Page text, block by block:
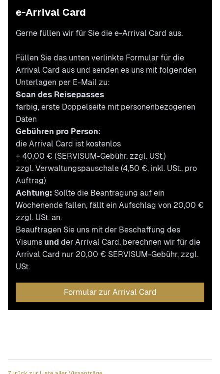
e-Arrival Card
Gerne füllen wir für Sie die e-Arrival Card aus.
Füllen Sie das unten verlinkte Formular für die
Arrival Card aus und senden es uns mit folgenden
Unterlagen per E-Mail zu:
Scan des Reisepasses
farbig, erste Doppelseite mit personenbezogenen
Daten
Gebühren pro Person:
die Arrival Card ist kostenlos
+ 40,00 € (SERVISUM-Gebühr, zzgl. USt.)
zzgl. Verwaltungspauschale (4,50 €, inkl. USt., pro
Auftrag)
Achtung: Sollte die Beantragung auf ein
Wochenende fallen, fällt ein Aufschlag von 20,00 €
zzgl. USt. an.
Beauftragen Sie uns mit der Beschaffung des
Visums und der Arrival Card, berechnen wir für die
Arrival Card nur 20,00 € SERVISUM-Gebühr, zzgl.
USt.
Formular zur Arrival Card